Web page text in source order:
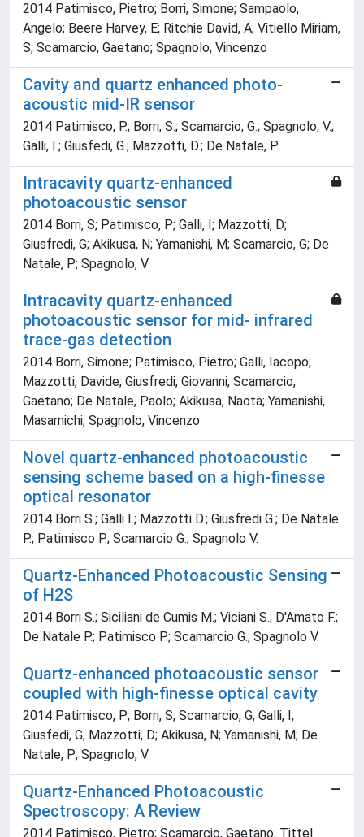
2014 Patimisco, Pietro; Borri, Simone; Sampaolo,
Angelo; Beere Harvey, E; Ritchie David, A; Vitiello Miriam,
S; Scamarcio, Gaetano; Spagnolo, Vincenzo
Cavity and quartz enhanced photo-
acoustic mid-IR sensor
2014 Patimisco, P.; Borri, S.; Scamarcio, G.; Spagnolo, V.;
Galli, I.; Giusfedi, G.; Mazzotti, D.; De Natale, P.
Intracavity quartz-enhanced
photoacoustic sensor
2014 Borri, S; Patimisco, P; Galli, I; Mazzotti, D;
Giusfredi, G; Akikusa, N; Yamanishi, M; Scamarcio, G; De
Natale, P; Spagnolo, V
Intracavity quartz-enhanced
photoacoustic sensor for mid- infrared
trace-gas detection
2014 Borri, Simone; Patimisco, Pietro; Galli, Iacopo;
Mazzotti, Davide; Giusfredi, Giovanni; Scamarcio,
Gaetano; De Natale, Paolo; Akikusa, Naota; Yamanishi,
Masamichi; Spagnolo, Vincenzo
Novel quartz-enhanced photoacoustic
sensing scheme based on a high-finesse
optical resonator
2014 Borri S.; Galli I.; Mazzotti D.; Giusfredi G.; De Natale
P.; Patimisco P.; Scamarcio G.; Spagnolo V.
Quartz-Enhanced Photoacoustic Sensing
of H2S
2014 Borri S.; Siciliani de Cumis M.; Viciani S.; D'Amato F.;
De Natale P.; Patimisco P.; Scamarcio G.; Spagnolo V.
Quartz-enhanced photoacoustic sensor
coupled with high-finesse optical cavity
2014 Patimisco, P; Borri, S; Scamarcio, G; Galli, I;
Giusfedi, G; Mazzotti, D; Akikusa, N; Yamanishi, M; De
Natale, P; Spagnolo, V
Quartz-Enhanced Photoacoustic
Spectroscopy: A Review
2014 Patimisco, Pietro; Scamarcio, Gaetano; Tittel